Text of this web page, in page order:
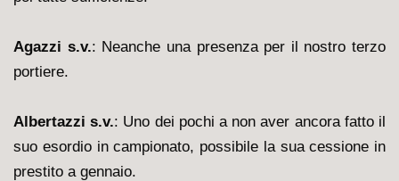
Agazzi s.v.: Neanche una presenza per il nostro terzo
portiere.
Albertazzi s.v.: Uno dei pochi a non aver ancora fatto il
suo esordio in campionato, possibile la sua cessione in
prestito a gennaio.